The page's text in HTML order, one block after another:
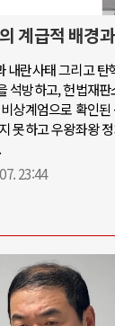
계급적 배경
내란사태 그리고 탄
석방하고, 헌법재
상계엄으로 확인
못하고 우왕좌왕
23:44